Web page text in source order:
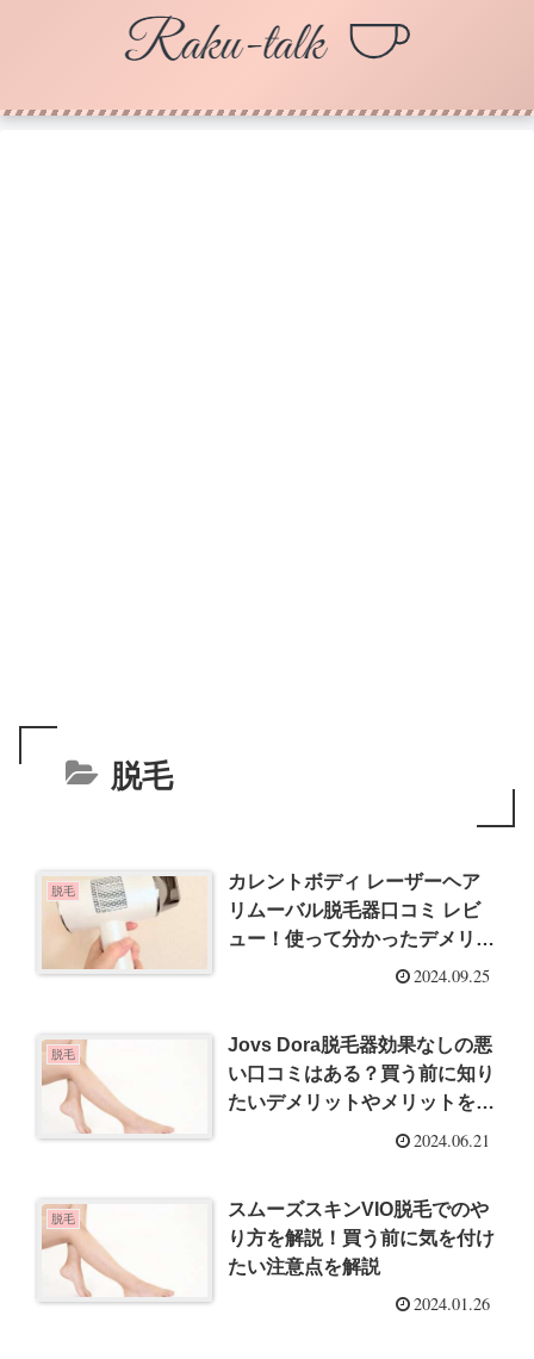
脱毛
脱毛
カレントボディ レーザーヘア
リムーバル脱毛器口コミ レビ
ュー！使って分かったデメリッ
2024.09.25
脱毛
Jovs Dora脱毛器効果なしの悪
い口コミはある？買う前に知り
たいデメリットやメリットを徹
2024.06.21
脱毛
スムーズスキンVIO脱毛でのや
り方を解説！買う前に気を付け
たい注意点を解説
2024.01.26